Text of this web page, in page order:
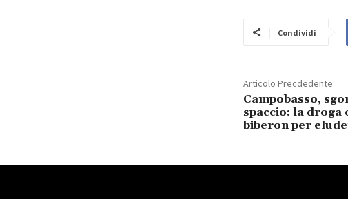
Condividi
Articolo Precdedente
Campobasso,
spaccio: la droga
biberon per